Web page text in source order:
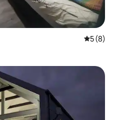
5 (8)